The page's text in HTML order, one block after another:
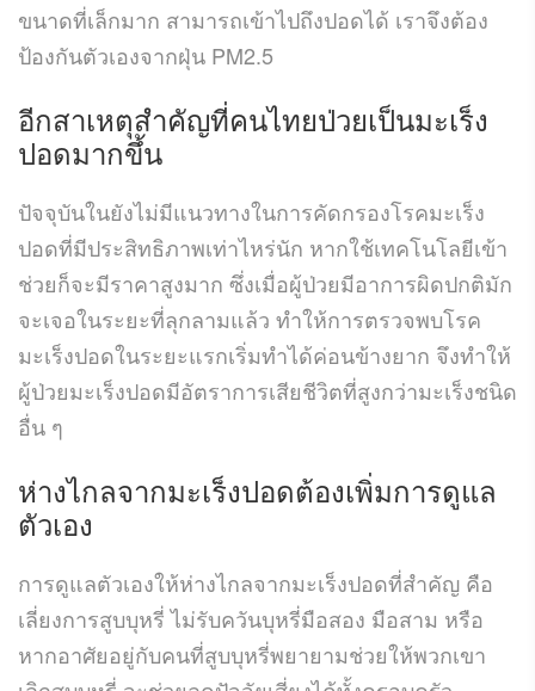
ขนาดที่เล็กมาก สามารถเข้าไปถึงปอดได้ เราจึงต้อง
ป้องกันตัวเองจากฝุ่น PM2.5
อีกสาเหตุสำคัญที่คนไทยป่วยเป็นมะเร็ง
ปอดมากขึ้น
ปัจจุบันในยังไม่มีแนวทางในการคัดกรองโรคมะเร็ง
ปอดที่มีประสิทธิภาพเท่าไหร่นัก หากใช้เทคโนโลยีเข้า
ช่วยก็จะมีราคาสูงมาก ซึ่งเมื่อผู้ป่วยมีอาการผิดปกติมัก
จะเจอในระยะที่ลุกลามแล้ว ทำให้การตรวจพบโรค
มะเร็งปอดในระยะแรกเริ่มทำได้ค่อนข้างยาก จึงทำให้
ผู้ป่วยมะเร็งปอดมีอัตราการเสียชีวิตที่สูงกว่ามะเร็งชนิด
อื่น ๆ
ห่างไกลจากมะเร็งปอดต้องเพิ่มการดูแล
ตัวเอง
การดูแลตัวเองให้ห่างไกลจากมะเร็งปอดที่สำคัญ คือ
เลี่ยงการสูบบุหรี่ ไม่รับควันบุหรี่มือสอง มือสาม หรือ
หากอาศัยอยู่กับคนที่สูบบุหรี่พยายามช่วยให้พวกเขา